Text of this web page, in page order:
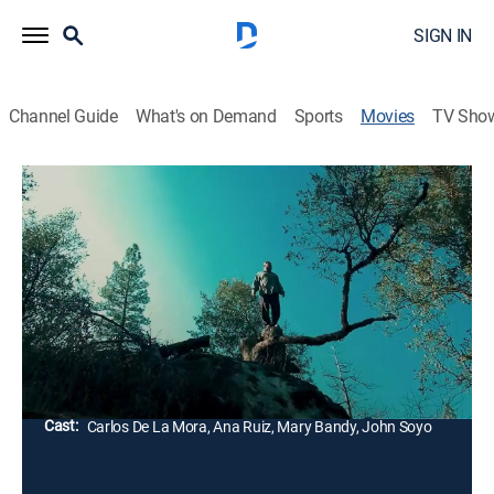
SIGN IN
Channel Guide What's on Demand Sports Movies TV
La dimensión desconocida en terror
Horror
Un grupo de personas viajan al río de las Bermudas
con el propósito de cruzar y obtener videos y
fotografías en la otra dimensión, pero unos seres
satánicos les arrebatan un libro.
Cast: Carlos De La Mora, Ana Ruiz, Mary Bandy, John Soyo